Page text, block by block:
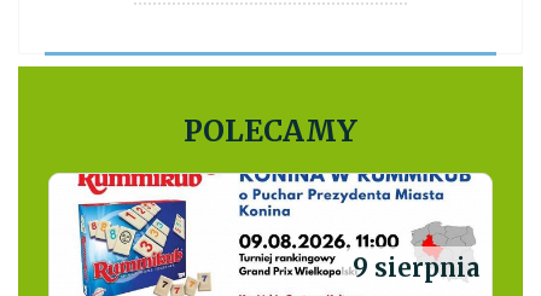
POLECAMY
9 sierpnia